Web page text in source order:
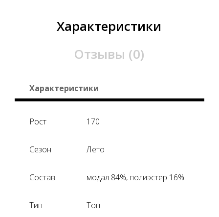
Характеристики
Отзывы (0)
Характеристики
Рост 170
Сезон Лето
Состав модал 84%, полиэстер 16%
Тип Топ